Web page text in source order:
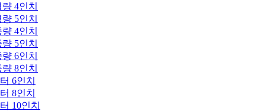
4인치
5인치
4인치
5인치
6인치
8인치
6인치
8인치
10인치